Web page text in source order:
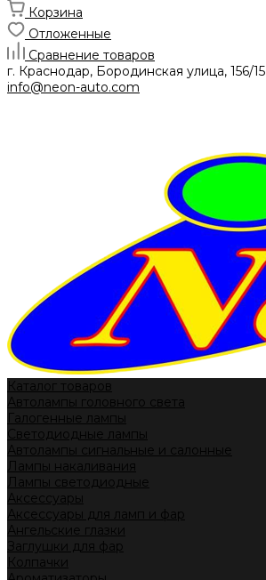
Корзина
Отложенные
Сравнение товаров
г. Краснодар, Бородинская улица, 156/15
info@neon-auto.com
Каталог товаров
Автолампы головного света
Галогенные лампы
Светодиодные лампы
Автолампы сигнальные и салонные
Лампы накаливания
Лампы светодиодные
Аксессуары
Аксессуары для ламп и фар
Ангельские глазки
Заглушки для фар
Колпачки